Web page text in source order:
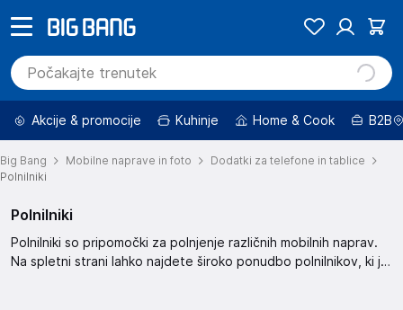
Akcije & promocije Kuhinje Home & Cook B2B
Big Bang Mobilne naprave in foto
Dodatki za telefone in tablice
Polnilniki
Polnilniki
Polnilniki so pripomočki za polnjenje različnih mobilnih naprav.
Na spletni strani lahko najdete široko ponudbo polnilnikov, ki jih